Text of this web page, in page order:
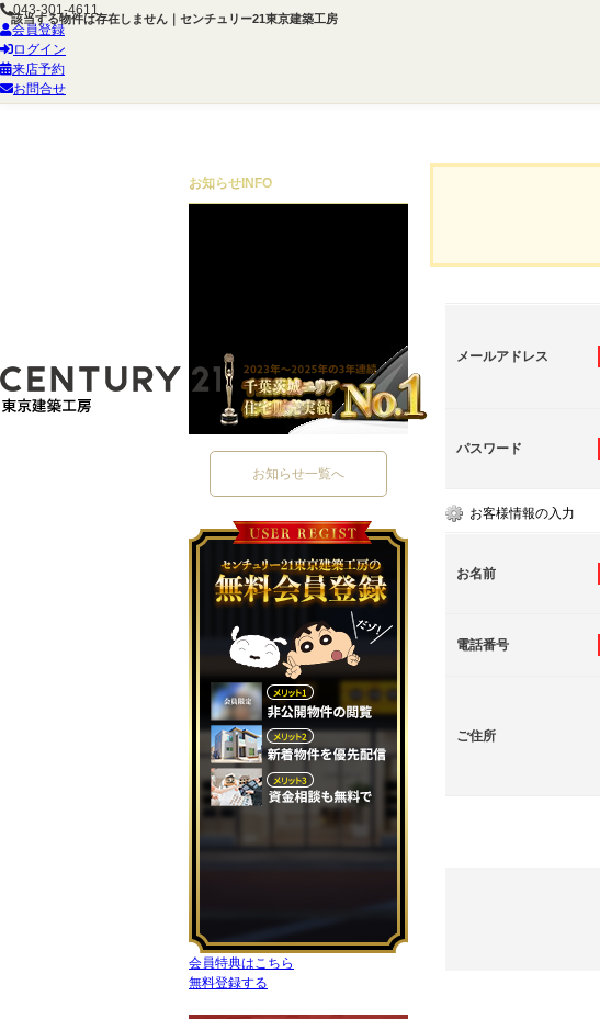
該当する物件は存在しません｜センチュリー21東京建築工房
043-301-4611
会員登録
ログイン
来店予約
お問合せ
メールアドレス
パスワード
お客様情報の入力
お名前
電話番号
ご住所
お知らせ INFO
お知らせ一覧へ
会員特典はこちら
無料登録する